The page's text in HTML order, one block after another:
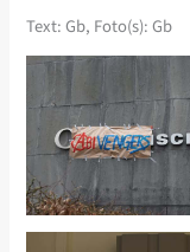
Text: Gb, Foto(s): Gb